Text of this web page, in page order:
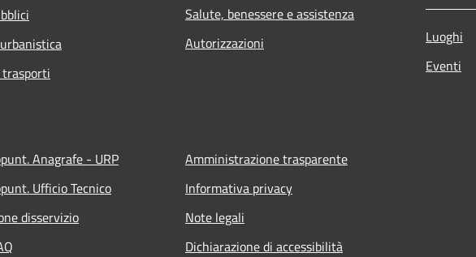
Salute, benessere e assistenza
Autorizzazioni
Luoghi
Eventi
Anagrafe - URP
Ufficio Tecnico
disservizio
Amministrazione trasparente
Informativa privacy
Note legali
Dichiarazione di accessibilità